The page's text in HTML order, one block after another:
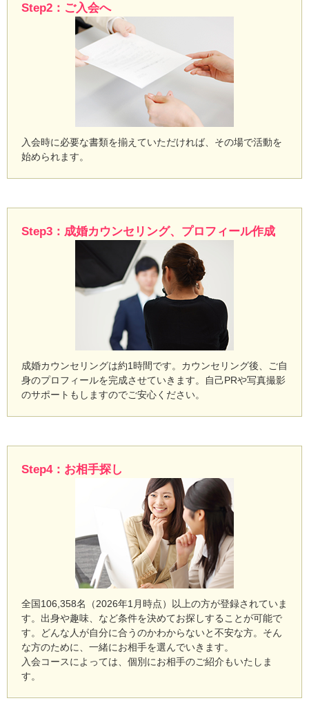
Step2：ご入会へ
入会時に必要な書類を揃えていただければ、その場で活動を
始められます。
Step3：成婚カウンセリング、プロフィール作成
成婚カウンセリングは約1時間です。カウンセリング後、ご自
身のプロフィールを完成させていきます。自己PRや写真撮影
のサポートもしますのでご安心ください。
Step4：お相手探し
全国106,358名（2026年1月時点）以上の方が登録されていま
す。出身や趣味、など条件を決めてお探しすることが可能で
す。どんな人が自分に合うのかわからないと不安な方。そん
な方のために、一緒にお相手を選んでいきます。
入会コースによっては、個別にお相手のご紹介もいたしま
す。